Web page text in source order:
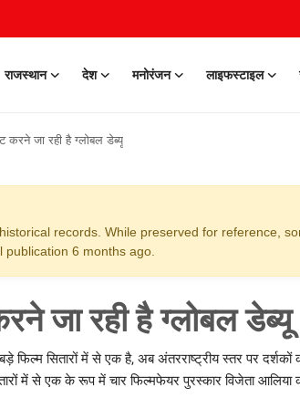
राजस्थान देश मनोरंजन लाइफस्टाइल
करने जा रही है ग्लोबल डेब्यू
records. While preserved for reference,
6 months ago.
जा रही है ग्लोबल डेब्यू
फिल्म सितारों में से एक है, अब अंतरराष्ट्रीय स्तर पर
में से एक के रूप में चार फिल्मफेयर पुरस्कार विजेता आलिया